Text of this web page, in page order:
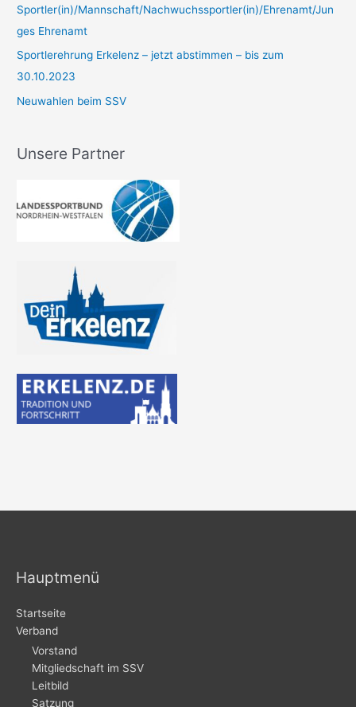
c
h
Sportler(in)/Mannschaft/Nachwuchssportler(in)/Ehrenamt/Jun
ges Ehrenamt
Sportlerehrung Erkelenz – jetzt abstimmen – bis zum
30.10.2023
Neuwahlen beim SSV
Unsere Partner
Hauptmenü
Startseite
Verband
Vorstand
Mitgliedschaft im SSV
Leitbild
Satzung